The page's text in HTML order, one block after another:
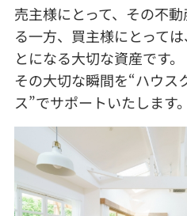
売主様にとって、その不
る一方、買主様にとって
とになる大切な資産です。
その大切な瞬間を“ハウス
ス”でサポートいたします。